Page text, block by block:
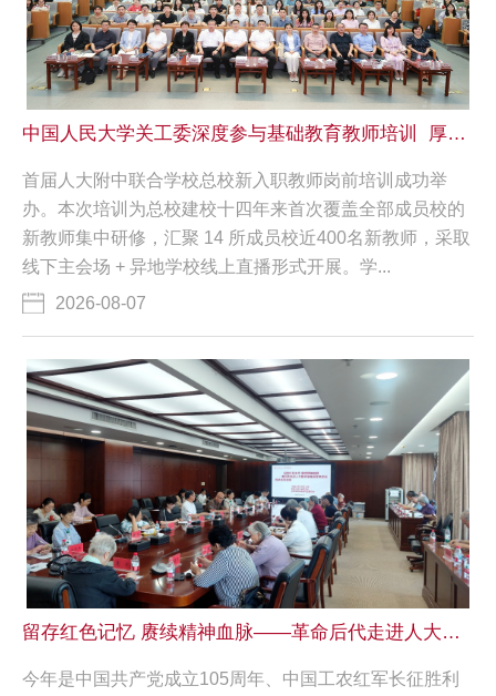
中国人民大学关工委深度参与基础教育教师培训 厚植育人根基
首届人大附中联合学校总校新入职教师岗前培训成功举
办。本次培训为总校建校十四年来首次覆盖全部成员校的
新教师集中研修，汇聚 14 所成员校近400名新教师，采取
线下主会场 + 异地学校线上直播形式开展。学...
2026-08-07
留存红色记忆 赓续精神血脉——革命后代走进人大共话先辈故事传承
今年是中国共产党成立105周年、中国工农红军长征胜利